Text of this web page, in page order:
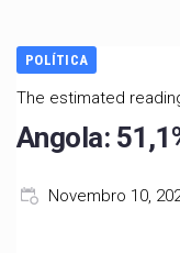
POLÍTICA
The estimated
Angola:
Novembro 10,